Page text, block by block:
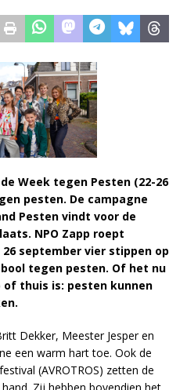
Week tegen Pesten (22-26
pesten. De campagne
Pesten vindt voor de
NPO Zapp roept
september vier stippen op
tegen pesten. Of het nu
of thuis is: pesten kunnen
Dekker, Meester Jesper en
een warm hart toe. Ook de
(AVROTROS) zetten de